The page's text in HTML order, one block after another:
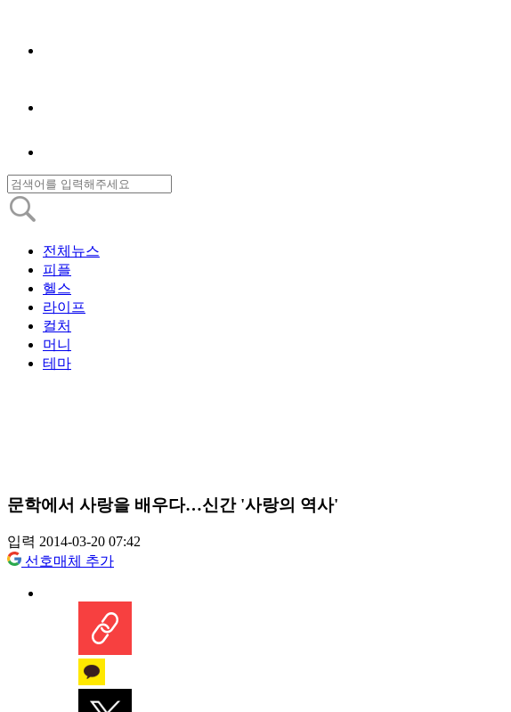
전체뉴스
피플
헬스
라이프
컬처
머니
테마
문학에서 사랑을 배우다…신간 '사랑의 역사'
입력 2014-03-20 07:42
선호매체 추가